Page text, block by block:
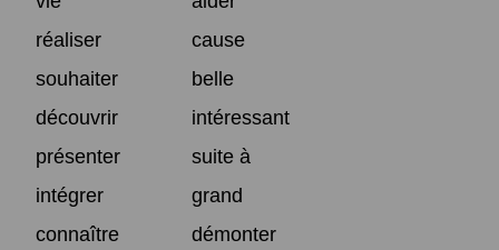
réaliser
cause
souhaiter
belle
découvrir
intéressant
présenter
suite à
intégrer
grand
connaître
démonter